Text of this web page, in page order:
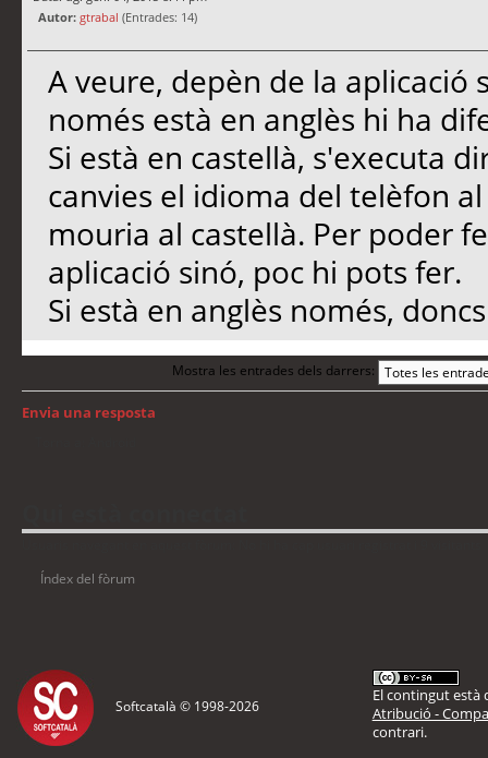
Autor: gtrabal (Entrades: 14)
A veure, depèn de la aplicació
només està en anglès hi ha
Si està en castellà, s'executa
canvies el idioma del telèfon
mouria al castellà. Per poder
aplicació sinó, poc hi pots fer.
Si està en anglès només,
Mostra les entrades dels darrers:
Envia una resposta
Índex del fòrum
Softcatalà © 1998-2026
El contingut està
Atribució -
contrari.